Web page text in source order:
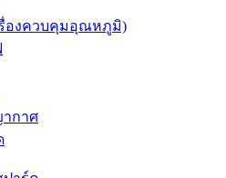
รื่องควบคุมอุณหภูมิ)
กาศ